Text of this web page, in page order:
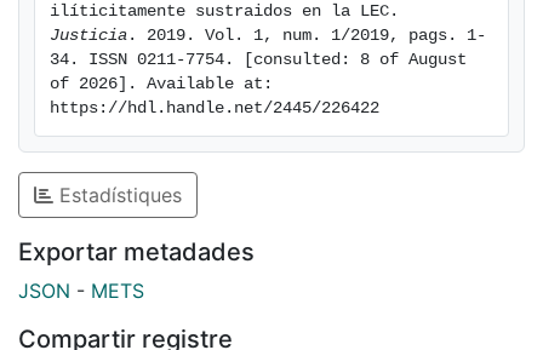
Justicia . 2019. Vol. 1, num. 1/2019, pags. 1-
34. ISSN 0211-7754. [consulted: 8 of August
of 2026]. Available at:
https://hdl.handle.net/2445/226422
Estadístiques
Exportar metadades
JSON - METS
Compartir registre